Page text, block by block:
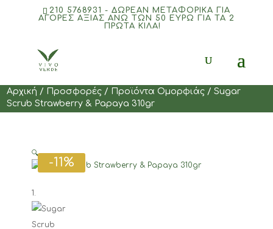
210 5768931 - ΔΩΡΕΑΝ ΜΕΤΑΦΟΡΙΚΆ ΓΙΑ
ΑΓΟΡΈΣ ΑΞΊΑΣ ΆΝΩ ΤΩΝ 50 ΕΥΡΏ ΓΙΑ ΤΑ 2
ΠΡΏΤΑ ΚΙΛΆ!
Αρχική / Προσφορές / Προϊόντα Ομορφιάς / Sugar
Scrub Strawberry & Ρapaya 310gr
-11%
🔍